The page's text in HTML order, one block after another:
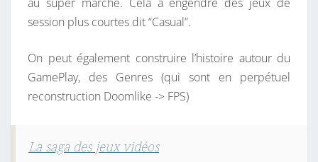
au super marché. Cela a engendré des jeux de
session plus courtes dit “Casual”.
On peut également construire l’histoire autour du
GamePlay, des Genres (qui sont en perpétuel
reconstruction Doomlike -> FPS)
La saga des jeux vidéos